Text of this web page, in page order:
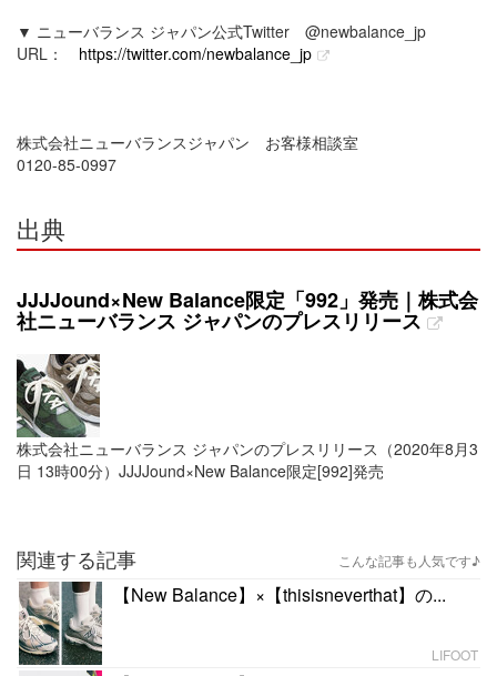
▼ ニューバランス ジャパン公式Twitter @newbalance_jp
URL： https://twitter.com/newbalance_jp
株式会社ニューバランスジャパン お客様相談室
0120-85-0997
出典
JJJJound×New Balance限定「992」発売｜株式会
社ニューバランス ジャパンのプレスリリース
株式会社ニューバランス ジャパンのプレスリリース（2020年8月3
日 13時00分）JJJJound×New Balance限定[992]発売
関連する記事 こんな記事も人気です♪
【New Balance】×【thisisneverthat】の...
LIFOOT